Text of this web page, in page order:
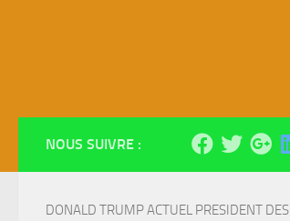
NOUS SUIVRE :
DONALD TRUMP ACTUEL PRESIDENT DES